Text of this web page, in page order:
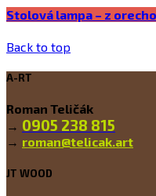
Stolová lampa – z
Back to top
A-RT
Roman Teličák
→ 0905 238 815
→ roman@telicak.art
JT WOOD